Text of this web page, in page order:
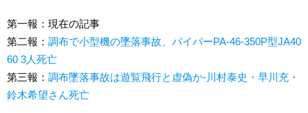
第一報：現在の記事
第二報： 調布で小型機の墜落事故、パイパーPA-46-350P型JA40
60 3人死亡
第三報： 調布墜落事故は遊覧飛行と虚偽か-川村泰史・早川充・
鈴木希望さん死亡